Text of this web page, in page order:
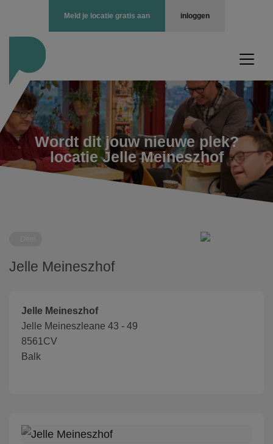
inloggen
Meld je locatie gratis aan
Wordt dit jouw nieuwe plek?
locatie Jelle Meineszhof
Jelle Meineszhof
Jelle Meineszhof
Jelle Meineszleane 43 - 49
8561CV
Balk